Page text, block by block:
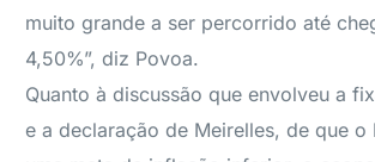
muito grande a ser percorrido até
4,50%”, diz Povoa.
Quanto à discussão que envolveu a
e a declaração de Meirelles, de que o